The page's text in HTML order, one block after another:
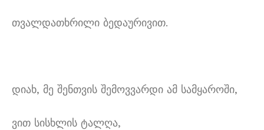
თვალდათხრილი ბედაურივით.
დიახ, მე შენთვის შემოვვარდი ამ სამყაროში,
ვით სისხლის ტალღა,